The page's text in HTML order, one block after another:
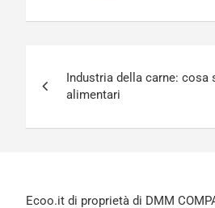
articoli
Industria della carne: cosa
alimentari
Ecoo.it di proprietà di DMM